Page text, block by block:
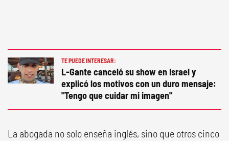
TE PUEDE INTERESAR:
L-Gante canceló su show en Israel y
explicó los motivos con un duro mensaje:
"Tengo que cuidar mi imagen"
La abogada no solo enseña inglés, sino que otros cinco